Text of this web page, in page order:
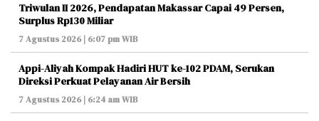
Triwulan II 2026, Pendapatan Makassar Capai 49 Persen,
Surplus Rp130 Miliar
7 Agustus 2026 | 6:07 pm WIB
Appi-Aliyah Kompak Hadiri HUT ke-102 PDAM, Serukan
Direksi Perkuat Pelayanan Air Bersih
7 Agustus 2026 | 6:24 am WIB